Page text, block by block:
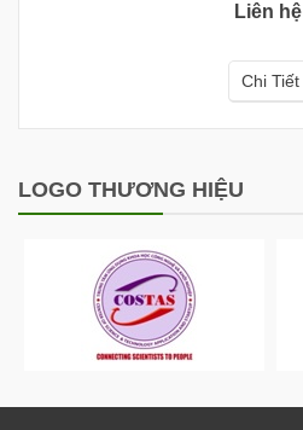
Liên hệ
Chi Tiết
LOGO THƯƠNG HIỆU